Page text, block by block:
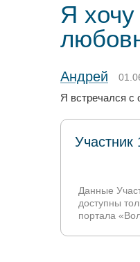
Я
Андрей
Я встречался с
Участник
Данные
доступны
портала